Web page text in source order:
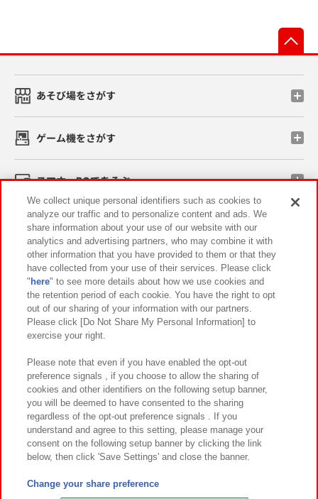
あそび場をさがす
ゲーム機をさがす
スマホ・PCであそぶ
イベント・キャンペーン
関連会社 サステナビリティ サイトポリシー
プライバシーポリシー ウェブアクセシビリティ方針と検証結果
お取引先さまとともに
カスタマーハラスメント対応方針 よくあるご質問・お問い合わせ
©Bandai Namco Amusement Inc.
©Bandai Namco Amusement Lab Inc.
We collect unique personal identifiers such as cookies to
analyze our traffic and to personalize content and ads. We
share information about your use of our website with our
analytics and advertising partners, who may combine it with
other information that you have provided to them or that they
have collected from your use of their services. Please click
" here" to see more details about how we use cookies and
the retention period of each cookie. You have the right to opt
out of our sharing of your information with our partners.
Please click [Do Not Share My Personal Information] to
exercise your right.
Please note that even if you have enabled the opt-out
preference signals , if you choose to allow the sharing of
cookies and other identifiers on the following setup banner,
you will be deemed to have consented to the sharing
regardless of the opt-out preference signals . If you
understand and agree to this setting, please manage your
consent on the following setup banner by clicking the link
below, then click 'Save Settings' and close the banner.
Change your share preference